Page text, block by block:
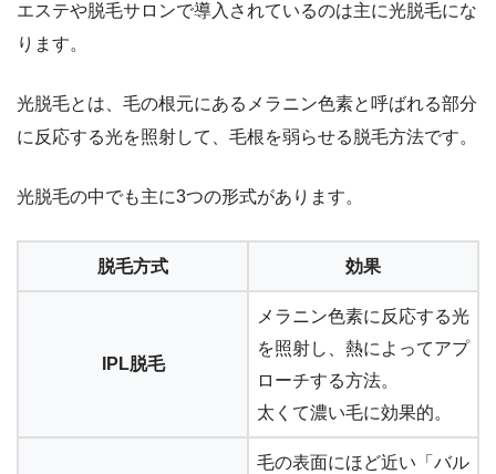
エステや脱毛サロンで導入されているのは主に光脱毛にな
ります。
光脱毛とは、毛の根元にあるメラニン色素と呼ばれる部分
に反応する光を照射して、毛根を弱らせる脱毛方法です。
光脱毛の中でも主に3つの形式があります。
脱毛方式 効果
IPL脱毛
メラニン色素に反応する光
を照射し、熱によってアプ
ローチする方法。
太くて濃い毛に効果的。
毛の表面にほど近い「バル